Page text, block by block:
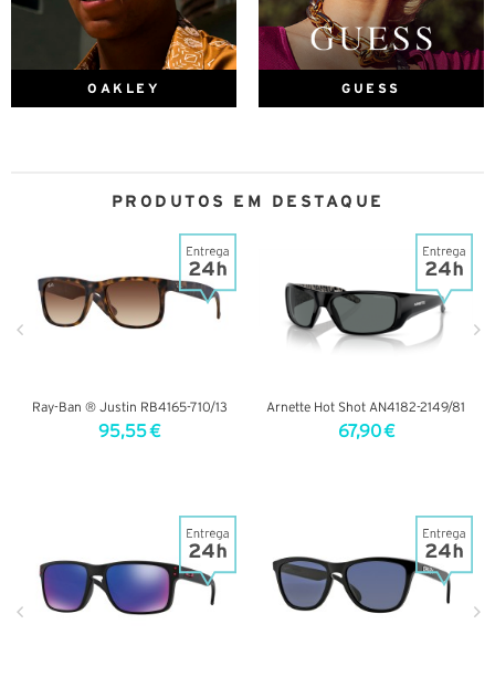
OAKLEY GUESS
PRODUTOS EM DESTAQUE
Ray-Ban ® Justin RB4165-710/13
95,55 €
Arnette Hot Shot AN4182-2149/81
67,90 €